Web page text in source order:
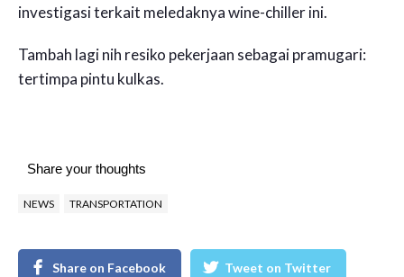
investigasi terkait meledaknya wine-chiller ini.
Tambah lagi nih resiko pekerjaan sebagai pramugari:
tertimpa pintu kulkas.
Share your thoughts
NEWS TRANSPORTATION
Share on Facebook Tweet on Twitter